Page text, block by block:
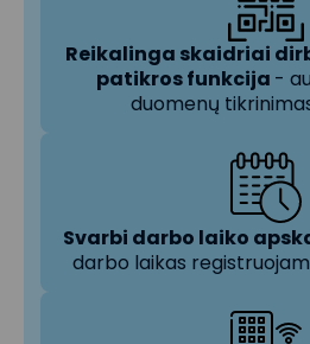
Reikalinga skaidriai
patikros funkcija -
duomenų
Svarbi darbo laiko
darbo laikas